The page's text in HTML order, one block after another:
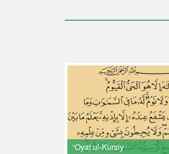
“Oyat ul-Kursiy